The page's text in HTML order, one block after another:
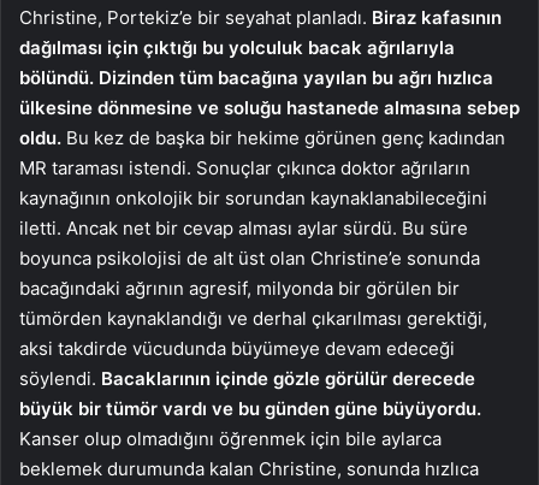
Christine, Portekiz’e bir seyahat planladı. Biraz kafasının
dağılması için çıktığı bu yolculuk bacak ağrılarıyla
bölündü. Dizinden tüm bacağına yayılan bu ağrı hızlıca
ülkesine dönmesine ve soluğu hastanede almasına sebep
oldu. Bu kez de başka bir hekime görünen genç kadından
MR taraması istendi. Sonuçlar çıkınca doktor ağrıların
kaynağının onkolojik bir sorundan kaynaklanabileceğini
iletti. Ancak net bir cevap alması aylar sürdü. Bu süre
boyunca psikolojisi de alt üst olan Christine’e sonunda
bacağındaki ağrının agresif, milyonda bir görülen bir
tümörden kaynaklandığı ve derhal çıkarılması gerektiği,
aksi takdirde vücudunda büyümeye devam edeceği
söylendi. Bacaklarının içinde gözle görülür derecede
büyük bir tümör vardı ve bu günden güne büyüyordu.
Kanser olup olmadığını öğrenmek için bile aylarca
beklemek durumunda kalan Christine, sonunda hızlıca